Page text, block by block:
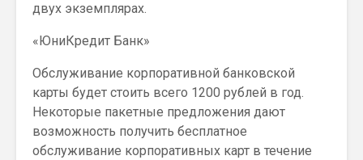
двух экземплярах.
«ЮниКредит Банк»
Обслуживание корпоративной банковской
карты будет стоить всего 1200 рублей в год.
Некоторые пакетные предложения дают
возможность получить бесплатное
обслуживание корпоративных карт в течение